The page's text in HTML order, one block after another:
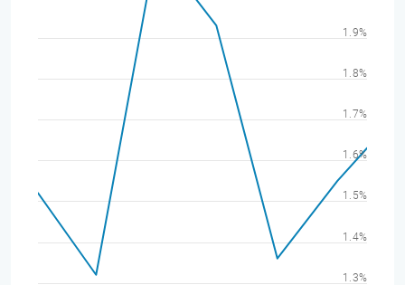
1.3%
1.4%
1.5%
1.6%
1.7%
1.8%
1.9%